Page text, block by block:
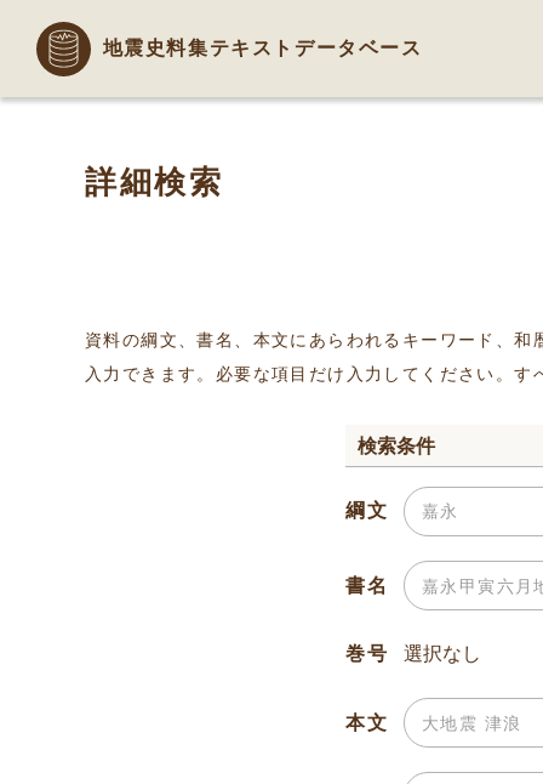
地震史料集テキストデータベース
詳細検索
資料の綱文、書名、本文にあらわれるキーワード、
入力できます。必要な項目だけ入力してください。
検索条件
綱文
書名
巻号
本文